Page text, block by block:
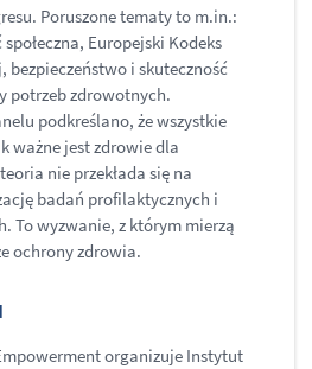
Poruszone tematy to m.in.:
Europejski Kodeks
bezpieczeństwo i skuteczność
potrzeb zdrowotnych.
podkreślano, że wszystkie
ważne jest zdrowie dla
nie przekłada się na
badań profilaktycznych i
To wyzwanie, z którym mierzą
ochrony zdrowia.
organizuje Instytut